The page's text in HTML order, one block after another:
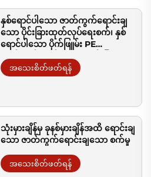
နှစ်ရောင်ပါသော ဇာတ်ကွက်ရောင်းချ
သော ပိုင်းခြားထုတ်လုပ်ရေးစက်၊ နှစ်
ရောင်ပါသော ပိုက်ဖြူမ်း PE
ထုတ်လုပ်ရေးစက်
အသေးစိတ်ဖတ်ရန်
သုံးမှားချိန်မှ ခုနစ်မှားချိန်အထိ ရောင်းချ
သော ဇာတ်ကွက်ရောင်းချသော စက်မှု
အသေးစိတ်ဖတ်ရန်